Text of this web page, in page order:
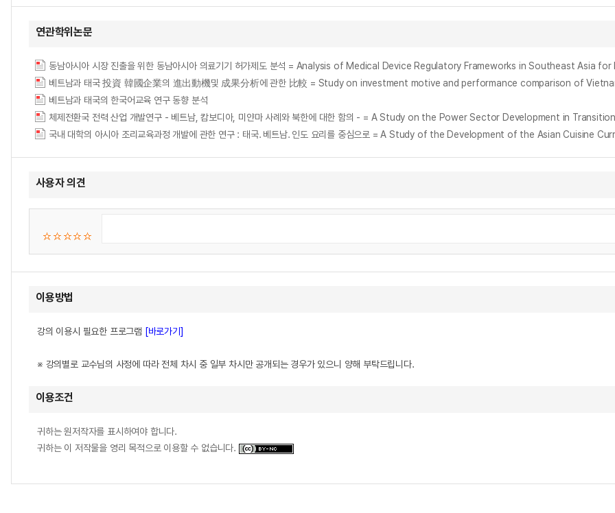
연관학위논문
동남아시아 시장 진출을 위한 동남아시아 의료기기 허가제도 분석 = Analysis of Medical Device Regulatory Frameworks in Southeast Asia
베트남과 태국 投資 韓國企業의 進出動機및 成果分析에 관한 比較 = Study on investment motive and performance comparison of
베트남과 태국의 한국어교육 연구 동향 분석
국내 대학의 아시아 조리교육과정 개발에 관한 연구 : 태국․ 베트남․ 인도 요리를 중심으로 = A Study of the Development of the Asian Cuisine
사용자 의견
이용방법
강의 이용시 필요한 프로그램 [바로가기]
※ 강의별로 교수님의 사정에 따라 전체 차시 중 일부 차시만 공개되는 경우가 있으니 양해 부탁드립니다.
이용조건
귀하는 원저작자를 표시하여야 합니다.
귀하는 이 저작물을 영리 목적으로 이용할 수 없습니다.